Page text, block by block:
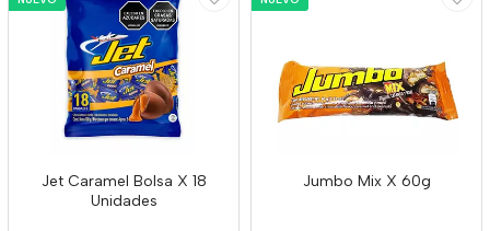
Jet Caramel Bolsa X 18
Unidades
Jumbo Mix X 60g